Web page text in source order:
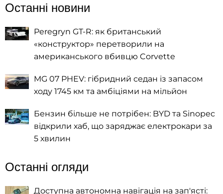
Останні новини
Peregryn GT-R: як британський
«конструктор» перетворили на
американського вбивцю Corvette
MG 07 PHEV: гібридний седан із запасом
ходу 1745 км та амбіціями на мільйон
Бензин більше не потрібен: BYD та Sinopec
відкрили хаб, що заряджає електрокари за
5 хвилин
Останні огляди
Доступна автономна навігація на зап'ясті: